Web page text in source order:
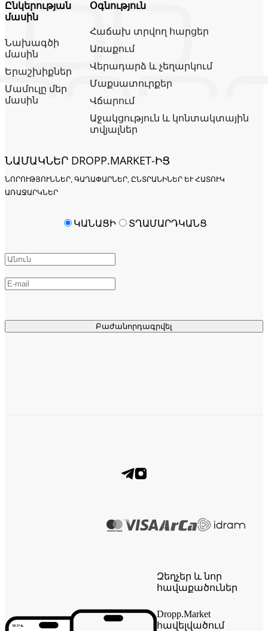
Ընկերության
մասին
Նախագծի
մասին
Երաշխիքներ
Մամուլը մեր
մասին
Օգնություն
Հաճախ տրվող հարցեր
Առաքում
Վերադարձ և չեղարկում
Մաքսատուրքեր
Վճարում
Աջակցություն և կոնտակտային
տվյալներ
ՆԱՄԱԿՆԵՐ DROPP.MARKET-ԻՑ
ՆՈՐՈՒԹՅՈՒՆՆԵՐ, ԳԱՂԱՓԱՐՆԵՐ, ԸՆՏՐԱՆԻՆԵՐ ԵՒ ՀԱՏՈՒԿ Ա
ՌԱՋԱՐԿՆԵՐ
Բաժանորդագրվել
ԿԱՆԱՑԻ ՏՂԱՄԱՐԴԿԱՆՑ
Զեղչեր և նոր
հավաքածուներ
Dropp.Market
հավելվածում